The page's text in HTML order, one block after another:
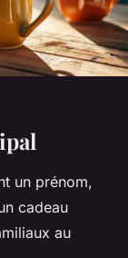
un prénom,
cadeau
au